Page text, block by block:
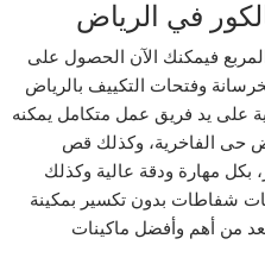
في الرياض
فيمكنك الآن الحصول على
وفتحات التكييف بالرياض
على يد فريق عمل متكامل يمكنه
حى الفاخرية، وكذلك قص
بكل مهارة ودقة عالية وكذلك
شفاطات بدون تكسير بمكينة
من أهم وأفضل ماكينات